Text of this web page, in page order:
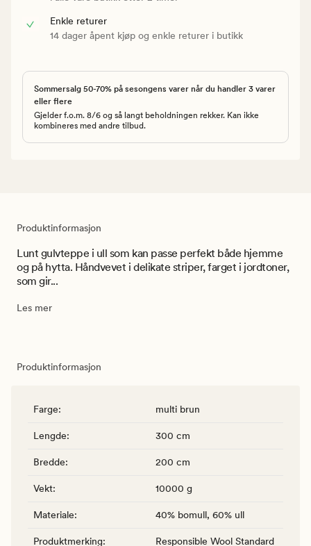
Enkle returer
14 dager åpent kjøp og enkle returer i butikk
Sommersalg 50-70% på sesongens varer når du handler 3 varer
eller flere
Gjelder f.o.m. 8/6 og så langt beholdningen rekker. Kan ikke
kombineres med andre tilbud.
Produktinformasjon
Lunt gulvteppe i ull som kan passe perfekt både hjemme
og på hytta. Håndvevet i delikate striper, farget i jordtoner,
som gir...
Les mer
Produktinformasjon
Farge: multi brun
Lengde: 300 cm
Bredde: 200 cm
Vekt: 10000 g
Materiale: 40% bomull, 60% ull
Produktmerking: Responsible Wool Standard